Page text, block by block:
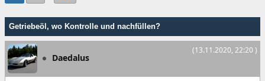
Getriebeöl, wo Kontrolle und nachfüllen?
(13.11.2020, 22:20 )
Daedalus